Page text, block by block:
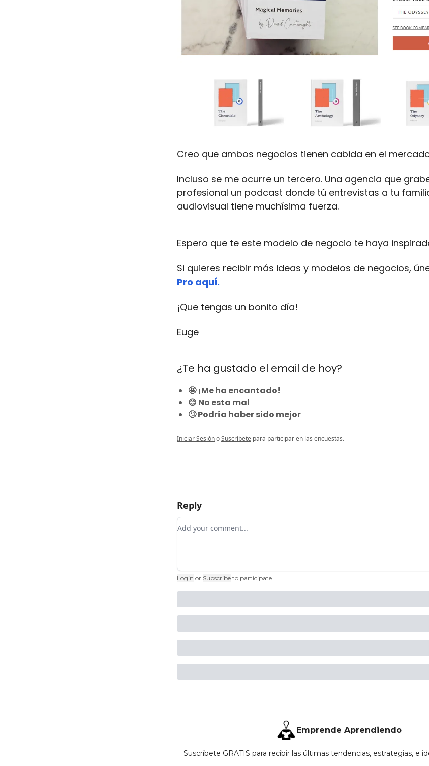
Creo que ambos negocios tienen cabida en el
Incluso se me ocurre un tercero. Una agencia que
profesional un podcast donde tú entrevistas a tu
audiovisual tiene muchísima fuerza.
Espero que te este modelo de negocio te haya
Si quieres recibir más ideas y modelos de negocios,
Pro aquí.
¡Que tengas un bonito día!
Euge
¿Te ha gustado el email de hoy?
🤩 ¡Me ha encantado!
😊 No esta mal
🙄 Podría haber sido mejor
Iniciar SesiónoSuscríbete para participar en las encuestas.
Reply
Add your comment
Login or Subscribe to participate.
Emprende Aprendiendo
Suscríbete GRATIS para recibir las últimas tendencias, estrategias, e